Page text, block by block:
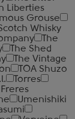
Liberties
Grouse
Whisky
The
The Shed
The Vintage
TOA Shuzo
Torres
Freres
Umenishiki